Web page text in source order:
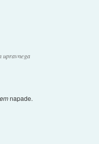
upravnega
napade.